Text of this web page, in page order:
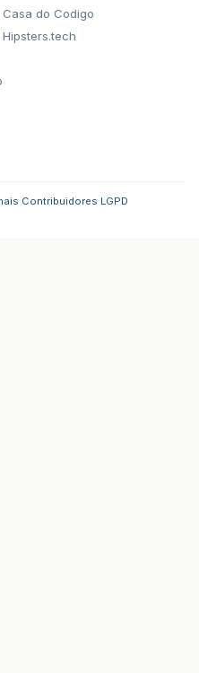
Casa do Codigo
Hipsters.tech
Contribuidores LGPD